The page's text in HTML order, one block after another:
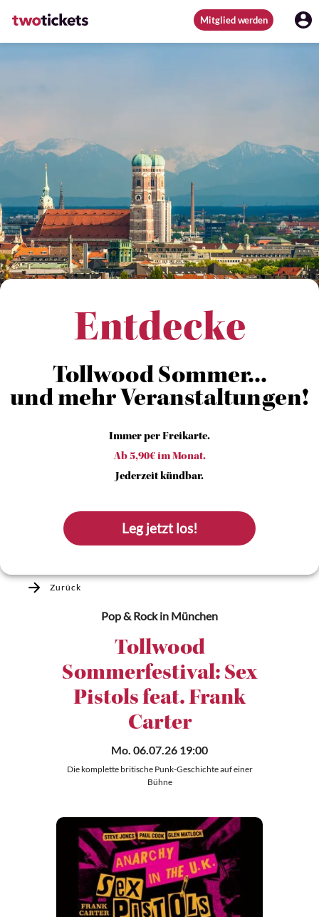
Mitglied werden
Entdecke
Tollwood Sommer...
und mehr Veranstaltungen!
Immer per Freikarte.
Ab 5,90€ im Monat.
Jederzeit kündbar.
Leg jetzt los!
Zurück
Pop & Rockin München
Tollwood
Sommerfestival: Sex
Pistols feat. Frank
Carter
Mo. 06.07.26 19:00
Die komplette britische Punk-Geschichte auf einer
Bühne